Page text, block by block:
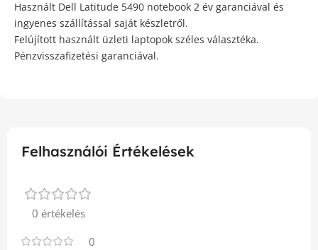
Használt Dell Latitude 5490 notebook 2 év garanciával és
ingyenes szállítással saját készletről.
Felújított használt üzleti laptopok széles választéka.
Pénzvisszafizetési garanciával.
Felhasználói Értékelések
0 értékelés
0